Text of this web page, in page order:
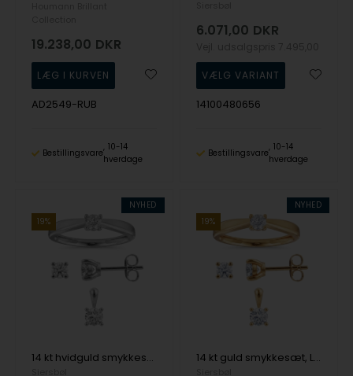
19.238,00 DKR
AD2549-RUB
Bestillingsvare
10-14
hverdage
6.071,00 DKR
14100480656
Bestillingsvare
10-14
hverdage
NYHED
19%
14 kt hvidguld smykkesæt, Luxury Solitaire serien fra Siersbøl med ialt 0,75 ct Labgrown diamant
NYHED
19%
14 kt guld smykkesæt, Luxury Solitaire serien fra Siersbøl med ialt 0,75 ct Labgrown diamant